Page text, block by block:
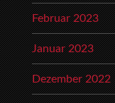
Februar 2023
Januar 2023
Dezember 2022